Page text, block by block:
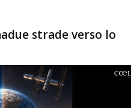
strade verso lo